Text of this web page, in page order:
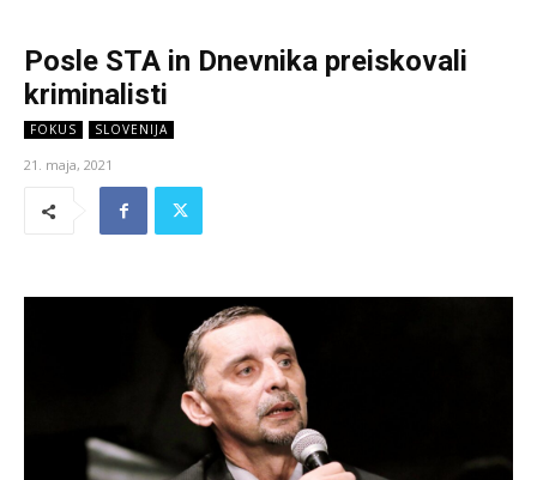
Posle STA in Dnevnika preiskovali
kriminalisti
FOKUS SLOVENIJA
21. maja, 2021